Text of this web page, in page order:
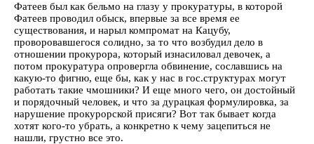
Фатеев был как бельмо на глазу у прокуратуры, в которой
Фатеев проводил обыск, впервые за все время ее
существования, и нарыл компромат на Кацубу,
проворовавшегося солидно, за то что возбудил дело в
отношении прокурора, который изнасиловал девочек, а
потом прокуратура опровергла обвинение, сославшись на
какую-то фигню, еще бы, как у нас в гос.структурах могут
работать такие чмошники? И еще много чего, он достойный
и порядочный человек, и что за дурацкая формулировка, за
нарушение прокурорской присяги? Вот так бывает когда
хотят кого-то убрать, а конкретно к чему зацепиться не
нашли, грустно все это.